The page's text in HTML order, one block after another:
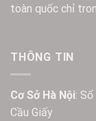
toàn quốc chỉ
THÔNG TIN
Cơ Sở Hà Nội:
Cầu Giấy